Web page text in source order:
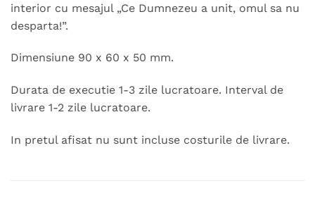
interior cu mesajul „Ce Dumnezeu a unit, omul sa nu
desparta!”.
Dimensiune 90 x 60 x 50 mm.
Durata de executie 1-3 zile lucratoare. Interval de
livrare 1-2 zile lucratoare.
In pretul afisat nu sunt incluse costurile de livrare.